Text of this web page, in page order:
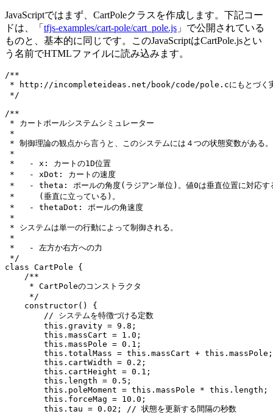
JavaScriptではまず、CartPoleクラスを作成します。下記コー
ドは、「 tfjs-examples/cart-pole/cart_pole.js 」で公開されている
ものと、基本的に同じです。このJavaScriptはCartPole.jsとい
う名前でHTMLファイルに読み込みます。
/**
* http://incompleteideas.net/book/code/pole.cにもとづく
*/
/**
* カートポールシステムシミュレーター
*
* 制御理論の観点から言うと、このシステムには４つの状態変数がある。
*
*   - x: カートの1D位置
*   - xDot: カートの速度
*   - theta: ポールの角度(ラジアン単位)。値0は垂直位置に対応す
*     (垂直に立っている)。
*   - thetaDot: ポールの角速度
*
* システムは単一の行動によって制御される。
*
*   - 左方か右方への力
*/
class CartPole {
    /**
     * CartPoleのコンストラクタ
     */
    constructor() {
        // システムを特徴づける定数
        this.gravity = 9.8;
        this.massCart = 1.0;
        this.massPole = 0.1;
        this.totalMass = this.massCart + this.massPole;
        this.cartWidth = 0.2;
        this.cartHeight = 0.1;
        this.length = 0.5;
        this.poleMoment = this.massPole * this.length;
        this.forceMag = 10.0;
        this.tau = 0.02; // 状態を更新する間隔の秒数